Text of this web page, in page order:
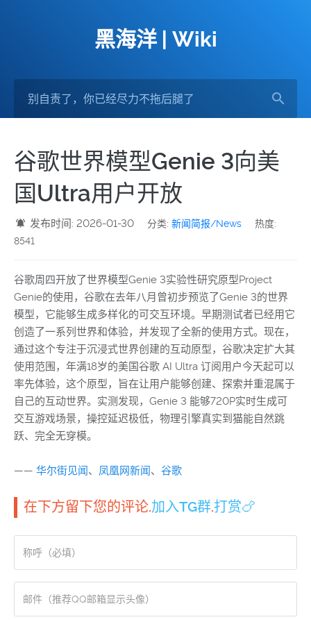
黑海洋 | Wiki
谷歌世界模型Genie 3向美
国Ultra用户开放
发布时间: 2026-01-30 分类:新闻简报/News
热度:
8541
谷歌周四开放了世界模型Genie 3实验性研究原型Project
Genie的使用，谷歌在去年八月曾初步预览了Genie 3的世界
模型，它能够生成多样化的可交互环境。早期测试者已经用它
创造了一系列世界和体验，并发现了全新的使用方式。现在，
通过这个专注于沉浸式世界创建的互动原型，谷歌决定扩大其
使用范围，年满18岁的美国谷歌 AI Ultra 订阅用户今天起可以
率先体验，这个原型，旨在让用户能够创建、探索并重混属于
自己的互动世界。实测发现，Genie 3 能够720P实时生成可
交互游戏场景，操控延迟极低，物理引擎真实到猫能自然跳
跃、完全无穿模。
—— 华尔街见闻、 凤凰网新闻、 谷歌
在下方留下您的评论.加入TG群.打赏🍗